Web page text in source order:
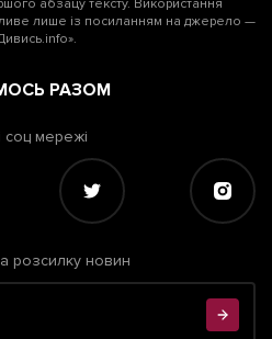
абзацу тексту. Використання
лише із посиланням на джерело —
РАЗОМ
соц мережі
розсилку новин